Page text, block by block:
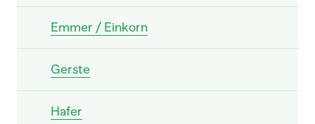
Emmer / Einkorn
Gerste
Hafer